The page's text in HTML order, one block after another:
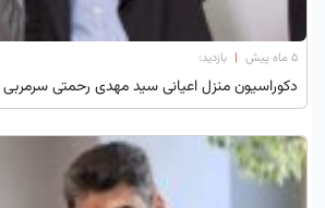
۵ ماه پیش | بازدید:
دکوراسیون منزل اعیانی سید مهدی رحمتی سرمربی